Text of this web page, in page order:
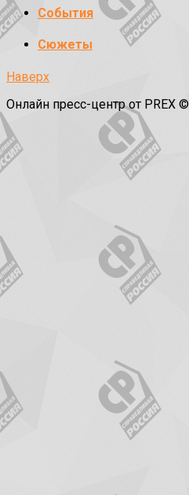
События
Сюжеты
Наверх
Онлайн пресс-центр от PREX